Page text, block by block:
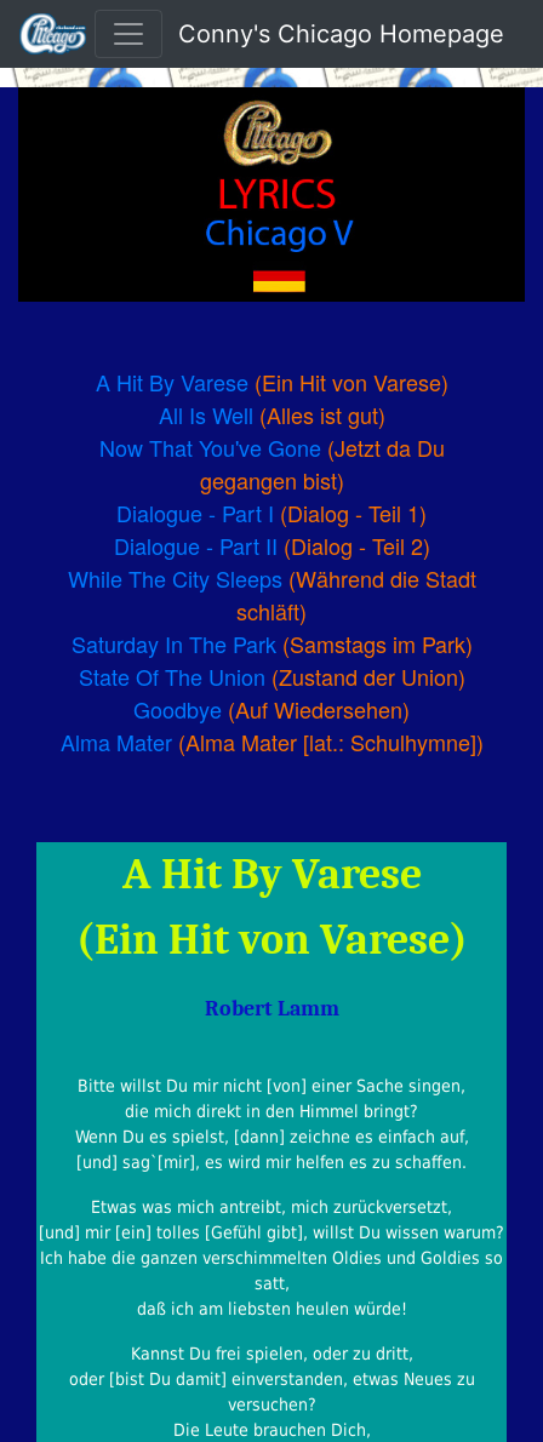
Conny's Chicago Homepage
A Hit By Varese (Ein Hit von Varese)
All Is Well (Alles ist gut)
Now That You've Gone (Jetzt da Du
gegangen bist)
Dialogue - Part I (Dialog - Teil 1)
Dialogue - Part II (Dialog - Teil 2)
While The City Sleeps (Während die Stadt
schläft)
Saturday In The Park (Samstags im Park)
State Of The Union (Zustand der Union)
Goodbye (Auf Wiedersehen)
Alma Mater (Alma Mater [lat.: Schulhymne])
A Hit By Varese
(Ein Hit von Varese)
Robert Lamm
Bitte willst Du mir nicht [von] einer Sache singen,
die mich direkt in den Himmel bringt?
Wenn Du es spielst, [dann] zeichne es einfach auf,
[und] sag`[mir], es wird mir helfen es zu schaffen.
Etwas was mich antreibt, mich zurückversetzt,
[und] mir [ein] tolles [Gefühl gibt], willst Du wissen warum?
Ich habe die ganzen verschimmelten Oldies und Goldies so
satt,
daß ich am liebsten heulen würde!
Kannst Du frei spielen, oder zu dritt,
oder [bist Du damit] einverstanden, etwas Neues zu
versuchen?
Die Leute brauchen Dich,